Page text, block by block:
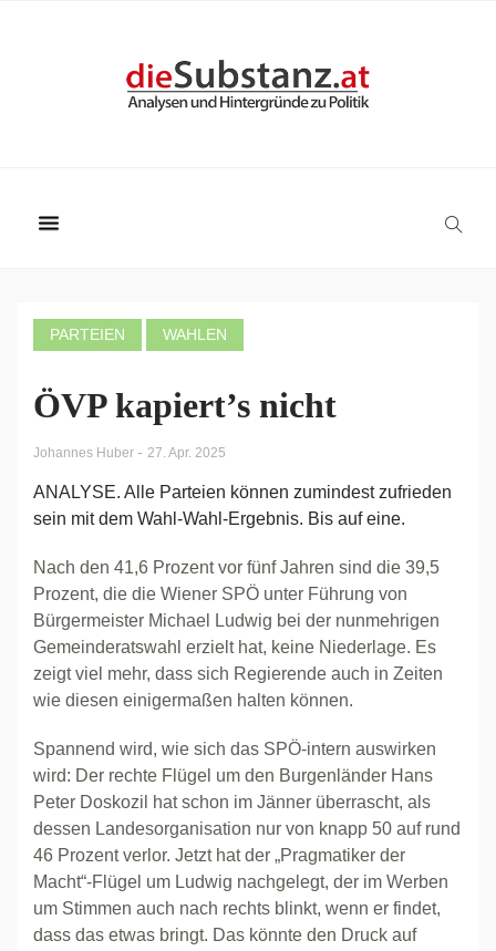
PARTEIEN WAHLEN
ÖVP kapiert’s nicht
Johannes Huber - 27. Apr. 2025
ANALYSE. Alle Parteien können zumindest zufrieden
sein mit dem Wahl-Wahl-Ergebnis. Bis auf eine.
Nach den 41,6 Prozent vor fünf Jahren sind die 39,5
Prozent, die die Wiener SPÖ unter Führung von
Bürgermeister Michael Ludwig bei der nunmehrigen
Gemeinderatswahl erzielt hat, keine Niederlage. Es
zeigt viel mehr, dass sich Regierende auch in Zeiten
wie diesen einigermaßen halten können.
Spannend wird, wie sich das SPÖ-intern auswirken
wird: Der rechte Flügel um den Burgenländer Hans
Peter Doskozil hat schon im Jänner überrascht, als
dessen Landesorganisation nur von knapp 50 auf rund
46 Prozent verlor. Jetzt hat der „Pragmatiker der
Macht“-Flügel um Ludwig nachgelegt, der im Werben
um Stimmen auch nach rechts blinkt, wenn er findet,
dass das etwas bringt. Das könnte den Druck auf